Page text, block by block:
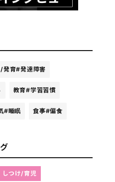
発育#発達障害
教育#学習習慣
#睡眠 食事#偏食
しつけ/育児